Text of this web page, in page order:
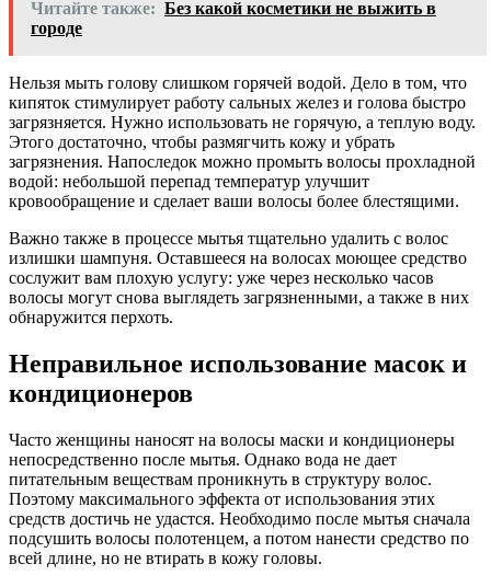
Читайте также: Без какой косметики не выжить в
городе
Нельзя мыть голову слишком горячей водой. Дело в том, что
кипяток стимулирует работу сальных желез и голова быстро
загрязняется. Нужно использовать не горячую, а теплую воду.
Этого достаточно, чтобы размягчить кожу и убрать
загрязнения. Напоследок можно промыть волосы прохладной
водой: небольшой перепад температур улучшит
кровообращение и сделает ваши волосы более блестящими.
Важно также в процессе мытья тщательно удалить с волос
излишки шампуня. Оставшееся на волосах моющее средство
сослужит вам плохую услугу: уже через несколько часов
волосы могут снова выглядеть загрязненными, а также в них
обнаружится перхоть.
Неправильное использование масок и
кондиционеров
Часто женщины наносят на волосы маски и кондиционеры
непосредственно после мытья. Однако вода не дает
питательным веществам проникнуть в структуру волос.
Поэтому максимального эффекта от использования этих
средств достичь не удастся. Необходимо после мытья сначала
подсушить волосы полотенцем, а потом нанести средство по
всей длине, но не втирать в кожу головы.